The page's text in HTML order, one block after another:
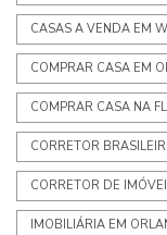
CASAS A VENDA EM
COMPRAR CASA EM
COMPRAR CASA NA
CORRETOR
CORRETOR DE
IMOBILIÁRIA EM